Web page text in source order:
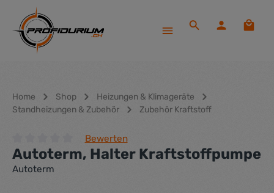
Zum Hauptinhalt springen
Home Shop
Heizungen & Klimageräte
Standheizungen & Zubehör
Zubehör Kraftstoff
Durchschnittliche Bewertung von 0 von 5 Sternen
Bewerten
Autoterm, Halter Kraftstoffpumpe
Autoterm